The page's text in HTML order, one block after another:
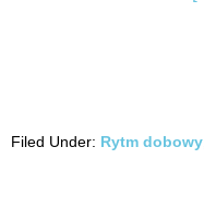
Filed Under: Rytm dobowy